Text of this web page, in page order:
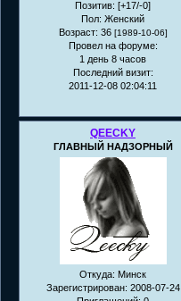
Позитив: [+17/-0]
Пол: Женский
Возраст: 36 [1989-10-06]
Провел на форуме:
1 день 8 часов
Последний визит:
2011-12-08 02:04:11
QEECKY
ГЛАВНЫЙ НАДЗОРНЫЙ
Откуда: Минск
Зарегистрирован: 2008-07-24